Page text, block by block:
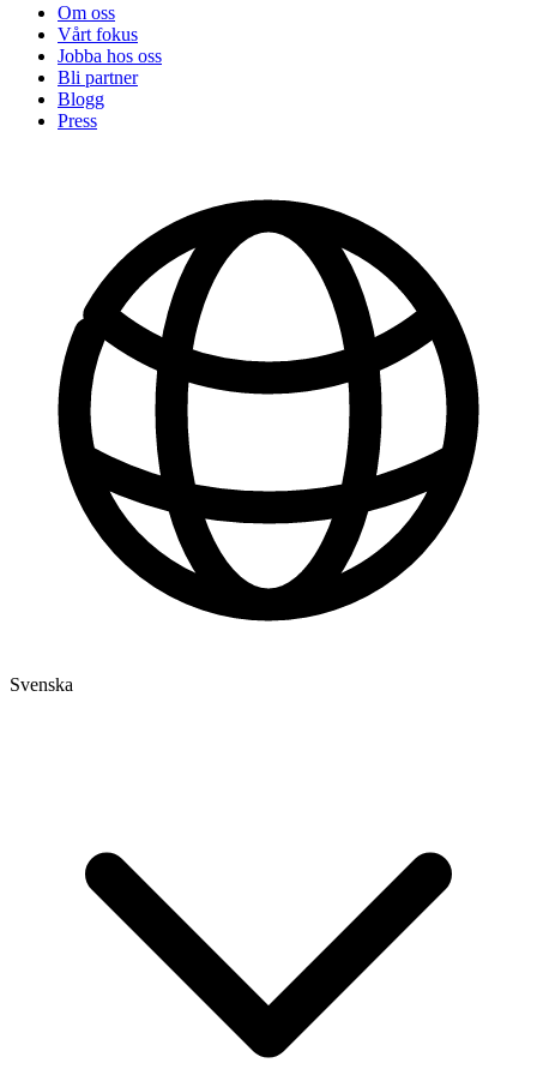
Om oss
Vårt fokus
Jobba hos oss
Bli partner
Blogg
Press
Svenska